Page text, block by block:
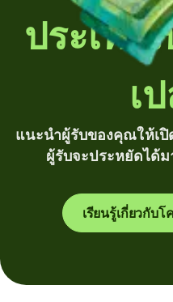
ประเทศ
เ
แนะนำผู้รับของคุณให้เ
ผู้รับจะประหยัดได้ม
เรียนรู้เกี่ยวกับ